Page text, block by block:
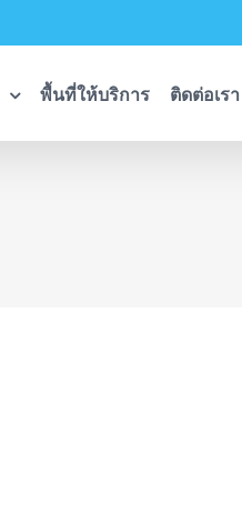
พื้นที่ให้บริการ ติดต่อเรา